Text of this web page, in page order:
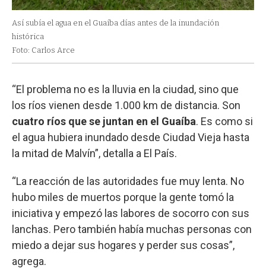
Así subía el agua en el Guaíba días antes de la inundación
histórica
Foto: Carlos Arce
“El problema no es la lluvia en la ciudad, sino que
los ríos vienen desde 1.000 km de distancia. Son
cuatro ríos que se juntan en el Guaíba. Es como si
el agua hubiera inundado desde Ciudad Vieja hasta
la mitad de Malvín”, detalla a El País.
“La reacción de las autoridades fue muy lenta. No
hubo miles de muertos porque la gente tomó la
iniciativa y empezó las labores de socorro con sus
lanchas. Pero también había muchas personas con
miedo a dejar sus hogares y perder sus cosas”,
agrega.